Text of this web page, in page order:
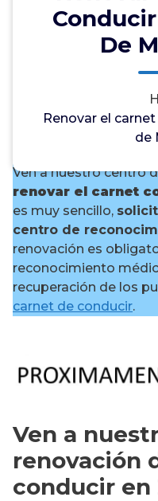
De
Renovar el
de
¿Necesitas
de conducir
Mozarrifar?
Ven a nuestro centro
renovar el carnet
es muy sencillo,
centro de
renovación es
reconocimiento
recuperación de los
carnet de conducir.
Ven a
renovación
conducir en